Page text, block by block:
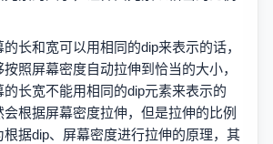
长和宽可以用相同的dip来表示的话，
照屏幕密度自动拉伸到恰当的大小，
长宽不能用相同的dip元素来表示的
根据屏幕密度拉伸，但是拉伸的比例
据dip、屏幕密度进行拉伸的原理，其